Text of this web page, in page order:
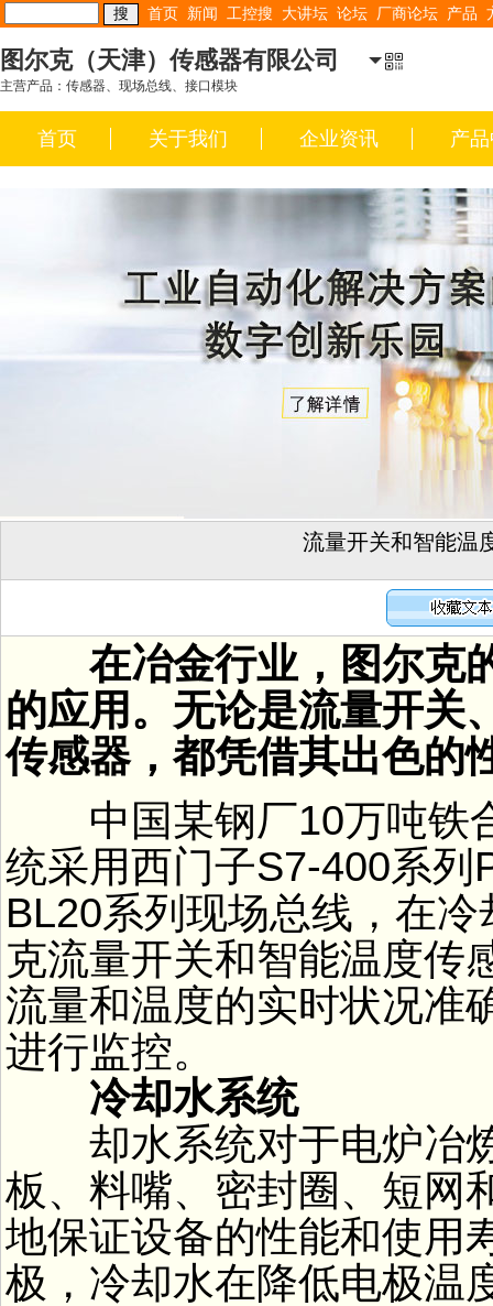
首页 新闻 工控搜 大讲坛 论坛 厂商论坛 产品
图尔克（天津）传感器有限公司
主营产品：传感器、现场总线、接口模块
首页 关于我们 企业资讯 产
流量开关和智能温
在冶金行业，图尔克的
的应用。无论是流量开关
传感器，都凭借其出色的
中国某钢厂10万吨铁
统采用西门子S7-400系
BL20系列现场总线，在
克流量开关和智能温度传
流量和温度的实时状况准
进行监控。
冷却水系统
却水系统对于电炉冶
板、料嘴、密封圈、短网
地保证设备的性能和使用
极，冷却水在降低电极温